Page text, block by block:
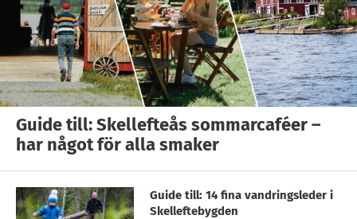
Guide till: Skellefteås sommarcaféer –
har något för alla smaker
Guide till: 14 fina vandringsleder i
Skelleftebygden